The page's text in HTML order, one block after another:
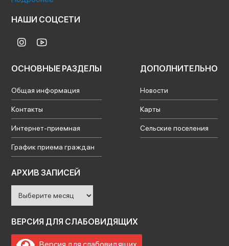
НАШИ СОЦСЕТИ
ОСНОВНЫЕ РАЗДЕЛЫ
Общая информация
Контакты
Интернет-приемная
График приема граждан
ДОПОЛНИТЕЛЬНО
Новости
Карты
Сельские поселения
АРХИВ ЗАПИСЕЙ
Архив
записей
ВЕРСИЯ ДЛЯ СЛАБОВИДЯЩИХ